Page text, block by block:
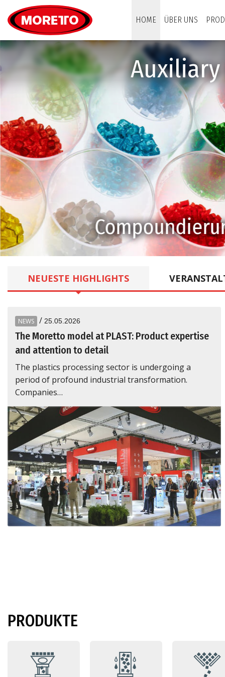
HOME
ÜBER UNS
NEUESTE HIGHLIGHTS
NEWS / 25.05.2026
The Moretto model at PLAST: Product expertise
and attention to detail
The plastics processing sector is undergoing a
period of profound industrial transformation.
Companies…
PRODUKTE